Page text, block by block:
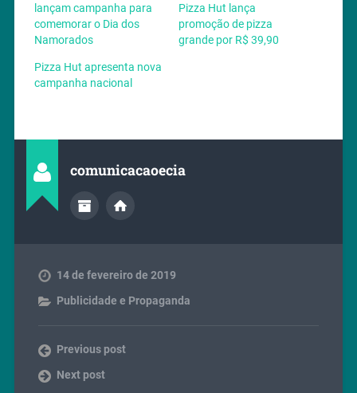
lançam campanha para
comemorar o Dia dos
Namorados
Pizza Hut lança
promoção de pizza
grande por R$ 39,90
Pizza Hut apresenta nova
campanha nacional
comunicacaoecia
14 de fevereiro de 2019
Publicidade e Propaganda
Previous post
Next post